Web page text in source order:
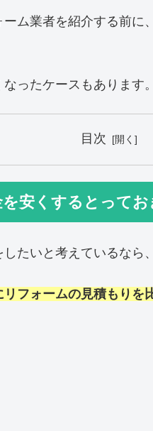
ム業者を紹介する前に
ったケースもあります。
目次
安くするとってお
たいと考えているなら
フォームの見積もりを